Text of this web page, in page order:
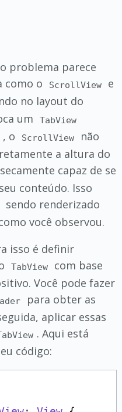
problema parece
como o
ScrollView
e
no layout do
um
TabView
, o ScrollView
não
a altura do
capaz de se
conteúdo. Isso
sendo renderizado
você observou.
isso é definir
TabView
com base
Você pode fazer
para obter as
aplicar essas
. Aqui está
código: